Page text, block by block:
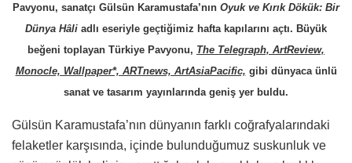
Pavyonu, sanatçı Gülsün Karamustafa’nın Oyuk ve Kırık Dökük: Bir
Dünya Hâli adlı eseriyle geçtiğimiz hafta kapılarını açtı. Büyük
beğeni toplayan Türkiye Pavyonu, The Telegraph, ArtReview,
Monocle, Wallpaper*, ARTnews, ArtAsiaPacific, gibi dünyaca ünlü
sanat ve tasarım yayınlarında geniş yer buldu.
Gülsün Karamustafa’nın dünyanın farklı coğrafyalarındaki
felaketler karşısında, içinde bulunduğumuz suskunluk ve